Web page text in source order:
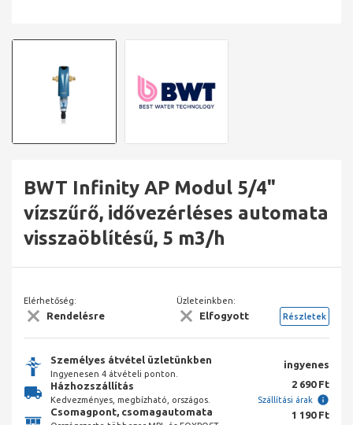
BWT Infinity AP Modul 5/4"
vízszűrő, idővezérléses automata
visszaöblítésű, 5 m3/h
Elérhetőség:
Rendelésre
Üzleteinkben:
Elfogyott Részletek
Személyes átvétel üzletünkben
Ingyenesen 4 átvételi ponton.
ingyenes
Házhozszállítás
Kedvezményes, megbízható, országos.
2 690 Ft
Szállítási árak
Csomagpont, csomagautomata 1 190 Ft